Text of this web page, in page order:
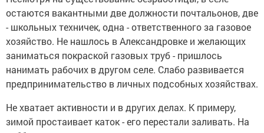
остаются вакантными две должности почтальонов, две
- школьных техничек, одна - ответственного за газовое
хозяйство. Не нашлось в Александровке и желающих
заниматься покраской газовых труб - пришлось
нанимать рабочих в другом селе. Слабо развивается
предпринимательство в личных подсобных хозяйствах.
Не хватает активности и в других делах. К примеру,
зимой простаивает каток - его перестали заливать. На